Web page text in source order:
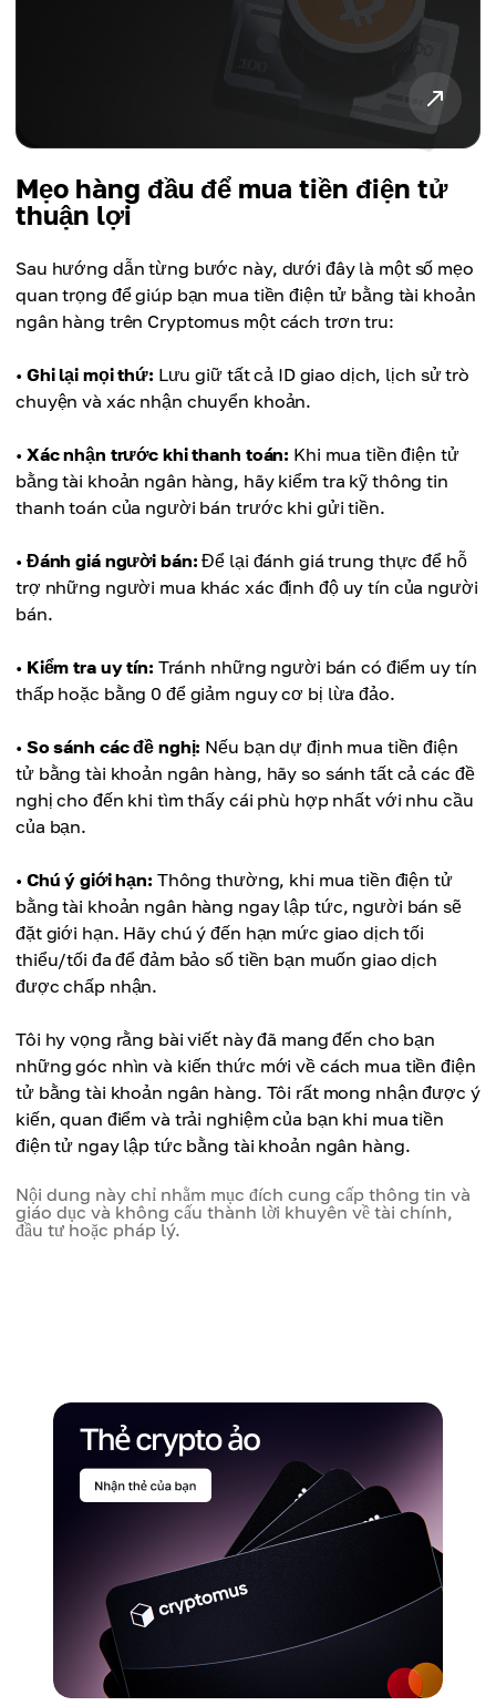
Mẹo hàng đầu để mua tiền điện tử
thuận lợi
Sau hướng dẫn từng bước này, dưới đây là một số mẹo
quan trọng để giúp bạn mua tiền điện tử bằng tài khoản
ngân hàng trên Cryptomus một cách trơn tru:
• Ghi lại mọi thứ: Lưu giữ tất cả ID giao dịch, lịch sử trò
chuyện và xác nhận chuyển khoản.
• Xác nhận trước khi thanh toán: Khi mua tiền điện tử
bằng tài khoản ngân hàng, hãy kiểm tra kỹ thông tin
thanh toán của người bán trước khi gửi tiền.
• Đánh giá người bán: Để lại đánh giá trung thực để hỗ
trợ những người mua khác xác định độ uy tín của người
bán.
• Kiểm tra uy tín: Tránh những người bán có điểm uy tín
thấp hoặc bằng 0 để giảm nguy cơ bị lừa đảo.
• So sánh các đề nghị: Nếu bạn dự định mua tiền điện
tử bằng tài khoản ngân hàng, hãy so sánh tất cả các đề
nghị cho đến khi tìm thấy cái phù hợp nhất với nhu cầu
của bạn.
• Chú ý giới hạn: Thông thường, khi mua tiền điện tử
bằng tài khoản ngân hàng ngay lập tức, người bán sẽ
đặt giới hạn. Hãy chú ý đến hạn mức giao dịch tối
thiểu/tối đa để đảm bảo số tiền bạn muốn giao dịch
được chấp nhận.
Tôi hy vọng rằng bài viết này đã mang đến cho bạn
những góc nhìn và kiến thức mới về cách mua tiền điện
tử bằng tài khoản ngân hàng. Tôi rất mong nhận được ý
kiến, quan điểm và trải nghiệm của bạn khi mua tiền
điện tử ngay lập tức bằng tài khoản ngân hàng.
Nội dung này chỉ nhằm mục đích cung cấp thông tin và
giáo dục và không cấu thành lời khuyên về tài chính,
đầu tư hoặc pháp lý.